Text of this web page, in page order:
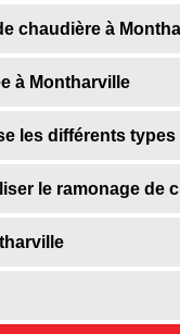
chaudière à
à Montharville
les différents
le ramonage de